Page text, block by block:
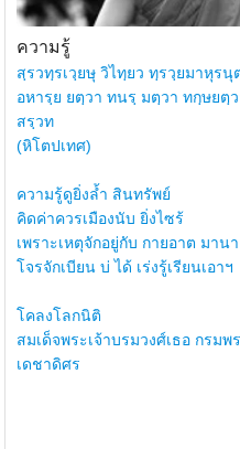
ความรู้
สฺรวทฺรเวฺยษุ วิไทฺยว ทฺรวฺยมาหุรนุ
อหารฺย ยตฺวา ทนรฺ มตฺวา ทกฺษยตฺว
สรฺวท
(หิโตปเทศ)
ความรู้ดูยิ่งล้ำ สินทรัพย์
คิดค่าควรเมืองนับ ยิ่งไซร้
เพราะเหตุจักอยู่กับ กายอาต มานา
โจรจักเบียน บ่ ได้ เร่งรู้เรียนเอาฯ
โคลงโลกนิติ
สมเด็จพระเจ้าบรมวงศ์เธอ กรมพ
เดชาดิศร